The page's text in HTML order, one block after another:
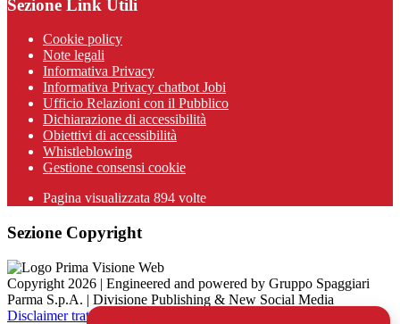
Sezione Link Utili
Cookie policy
Note legali
Informativa Privacy
Informativa Privacy chatbot Jobi
Ufficio Relazioni con il Pubblico
Dichiarazione di accessibilità
Obiettivi di accessibilità
Whistleblowing
Gestione consensi cookie
Pagina visualizzata 894 volte
Sezione Copyright
Copyright 2026 | Engineered and powered by Gruppo Spaggiari
Parma S.p.A. | Divisione Publishing & New Social Media
Disclaimer trattamento dati personali